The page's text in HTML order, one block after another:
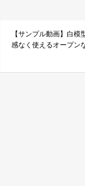
【サンプル動画】白模
感なく使えるオープン